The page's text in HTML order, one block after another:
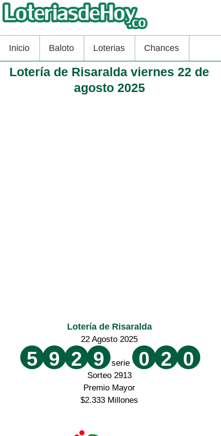
Inicio Baloto Loterias Chances
Lotería de Risaralda viernes 22 de
agosto 2025
Lotería de Risaralda
22 Agosto 2025
5 9 2 9 serie 0 2 0
Sorteo 2913
Premio Mayor
$2.333 Millones